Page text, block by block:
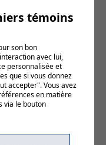
témoins
son bon
avec lui,
personnalisée et
que si vous donnez
accepter". Vous avez
en matière
via le bouton